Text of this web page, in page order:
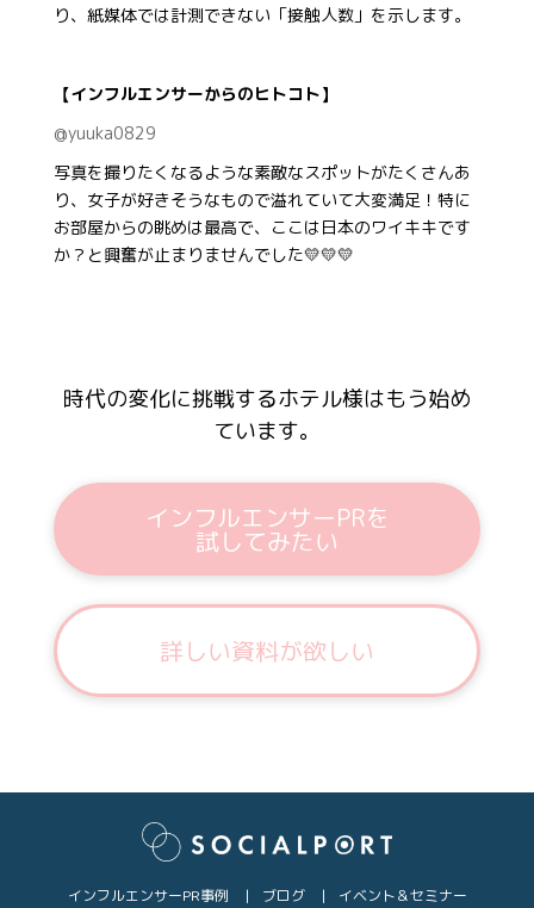
り、紙媒体では計測できない「接触人数」を示します。
【インフルエンサーからのヒトコト】
@yuuka0829
写真を撮りたくなるような素敵なスポットがたくさんあ
り、女子が好きそうなもので溢れていて大変満足！特に
お部屋からの眺めは最高で、ここは日本のワイキキです
か？と興奮が止まりませんでした💛💛💛
時代の変化に挑戦するホテル様はもう始め
ています。
インフルエンサーPRを
試してみたい
詳しい資料が欲しい
インフルエンサーPR事例 ブログ イベント＆セミナー